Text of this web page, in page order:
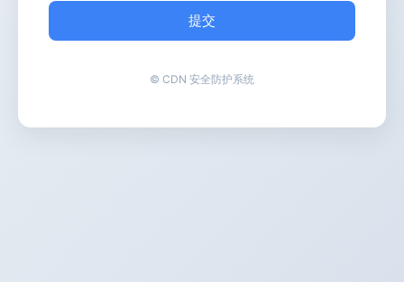
提交
© CDN 安全防护系统